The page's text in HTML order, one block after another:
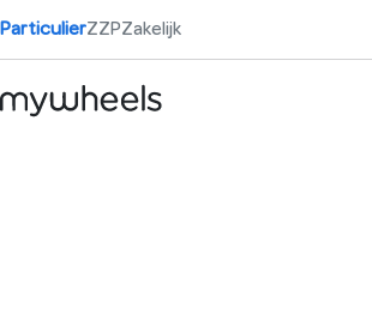
ParticulierZZPZakelijk